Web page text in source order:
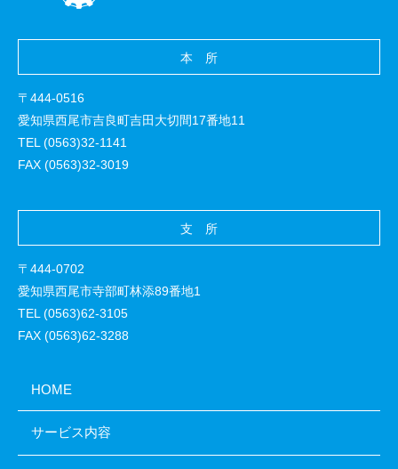
本 所
〒444-0516
愛知県西尾市吉良町吉田大切間17番地11
TEL (0563)32-1141
FAX (0563)32-3019
支 所
〒444-0702
愛知県西尾市寺部町林添89番地1
TEL (0563)62-3105
FAX (0563)62-3288
HOME
サービス内容